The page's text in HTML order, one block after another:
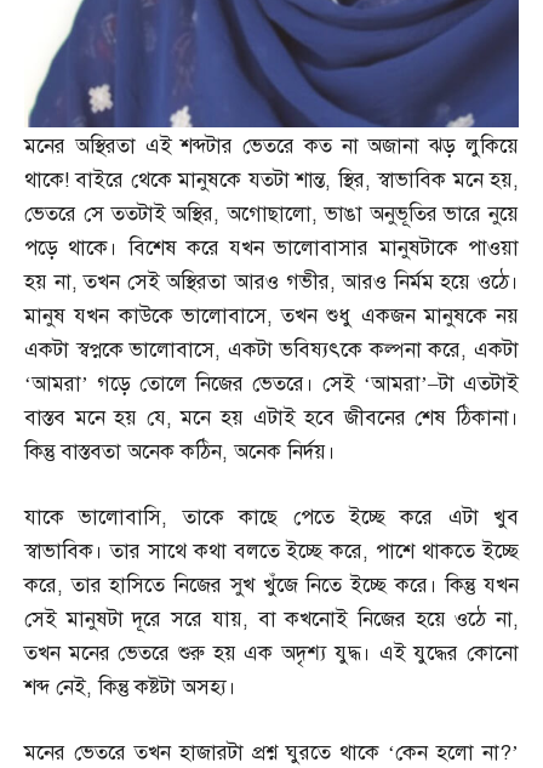
মনের অস্থিরতা এই শব্দটার ভেতরে কত না অজানা ঝড় লুকিয়ে
থাকে!বাইরে থেকে মানুষকে যতটা শান্ত,স্থির,স্বাভাবিক মনে হয়,
ভেতরে সে ততটাই অস্থির,অগোছালো,ভাঙা অনুভূতির ভারে নুয়ে
পড়ে থাকে। বিশেষ করে যখন ভালোবাসার মানুষটাকে পাওয়া
হয় না,তখন সেই অস্থিরতা আরও গভীর,আরও নির্মম হয়ে ওঠে।
মানুষ যখন কাউকে ভালোবাসে,তখন শুধু একজন মানুষকে নয়
একটা স্বপ্নকে ভালোবাসে,একটা ভবিষ্যৎকে কল্পনা করে,একটা
‘আমরা’ গড়ে তোলে নিজের ভেতরে। সেই ‘আমরা’–টা এতটাই
বাস্তব মনে হয় যে,মনে হয় এটাই হবে জীবনের শেষ ঠিকানা।
কিন্তু বাস্তবতা অনেক কঠিন,অনেক নির্দয়।
যাকে ভালোবাসি,তাকে কাছে পেতে ইচ্ছে করে এটা খুব
স্বাভাবিক। তার সাথে কথা বলতে ইচ্ছে করে, পাশে থাকতে ইচ্ছে
করে,তার হাসিতে নিজের সুখ খুঁজে নিতে ইচ্ছে করে। কিন্তু যখন
সেই মানুষটা দূরে সরে যায়,বা কখনোই নিজের হয়ে ওঠে না,
তখন মনের ভেতরে শুরু হয় এক অদৃশ্য যুদ্ধ। এই যুদ্ধের কোনো
শব্দ নেই,কিন্তু কষ্টটা অসহ্য।
মনের ভেতরে তখন হাজারটা প্রশ্ন ঘুরতে থাকে ‘কেন হলো না?’